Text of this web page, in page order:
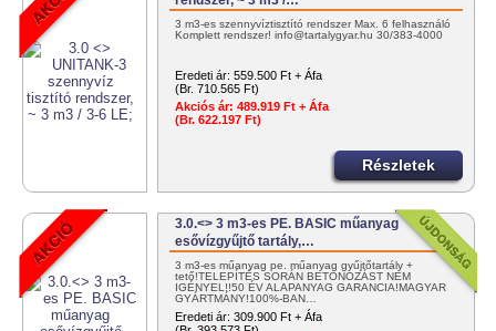
3 m3-es szennyvíztisztító rendszer Max. 6 felhasználó
Komplett rendszer! info@tartalygyar.hu 30/383-4000
Eredeti ár: 559.500 Ft + Áfa
(Br. 710.565 Ft)
Akciós ár: 489.919 Ft + Áfa
(Br. 622.197 Ft)
Részletek
3.0.<> 3 m3-es PE. BASIC műanyag
esővízgyűjtő tartály,…
3 m3-es műanyag pe. műanyag gyűjtőtartály +
tető!TELEPÍTÉS SORÁN BETONOZÁST NEM
IGÉNYEL!!50 ÉV ALAPANYAG GARANCIA!MAGYAR
GYÁRTMÁNY!100%-BAN…
Eredeti ár: 309.900 Ft + Áfa